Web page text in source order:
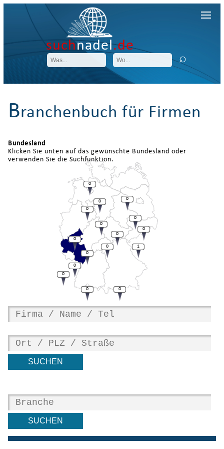
suchnadel.de
Branchenbuch für Firmen
Bundesland
Klicken Sie unten auf das gewünschte Bundesland oder
verwenden Sie die Suchfunktion.
1
0
0
0
0
0
0
0
0
0
0
0
0
0
0
0